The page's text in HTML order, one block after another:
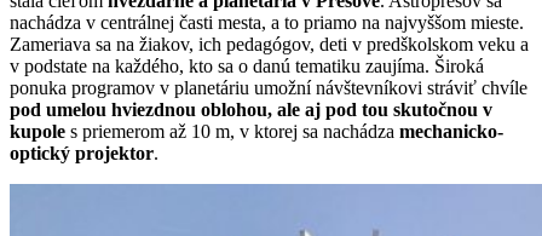
nachádza v centrálnej časti mesta, a to priamo na najvyššom mieste.
Zameriava sa na žiakov, ich pedagógov, deti v predškolskom veku a
v podstate na každého, kto sa o danú tematiku zaujíma. Široká
ponuka programov v planetáriu umožní návštevníkovi stráviť chvíle
pod umelou hviezdnou oblohou, ale aj pod tou skutočnou v
kupole s priemerom až 10 m, v ktorej sa nachádza mechanicko-
optický projektor.